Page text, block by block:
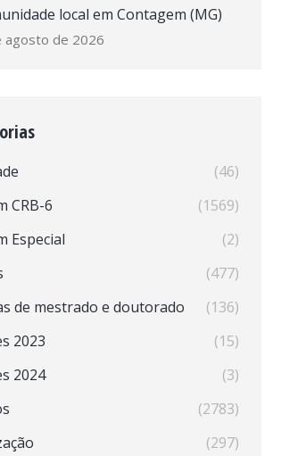
local em Contagem (MG)
agosto de 2026
(46)
CRB-6
(1569)
Especial
(2)
(477)
de mestrado e doutorado
(136)
2023
(15)
2024
(3)
(2783)
(297)